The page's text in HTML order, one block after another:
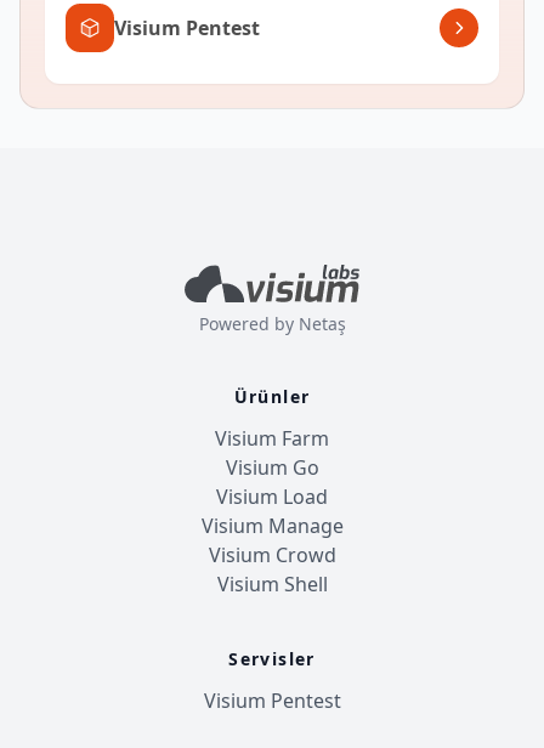
Visium Pentest
Powered by Netaş
Ürünler
Visium Farm
Visium Go
Visium Load
Visium Manage
Visium Crowd
Visium Shell
Servisler
Visium Pentest